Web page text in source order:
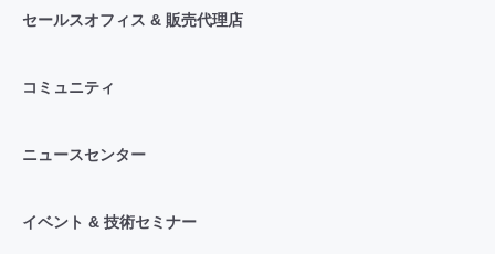
セールスオフィス & 販売代理店
コミュニティ
ニュースセンター
イベント & 技術セミナー